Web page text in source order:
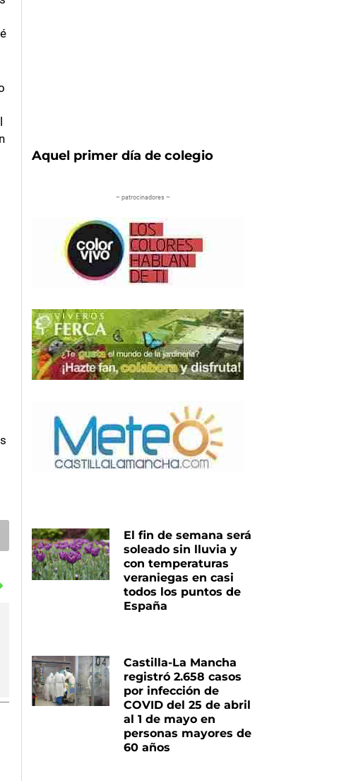
Aquel primer día de colegio
– patrocinadores –
El fin de semana será
soleado sin lluvia y
con temperaturas
veraniegas en casi
todos los puntos de
España
Castilla-La Mancha
registró 2.658 casos
por infección de
COVID del 25 de abril
al 1 de mayo en
personas mayores de
60 años